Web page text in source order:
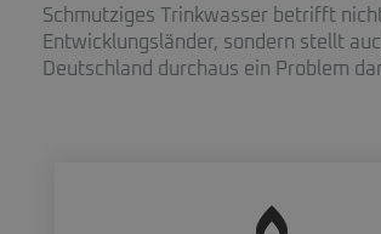
Schmutziges Trinkwasser betrifft
Entwicklungsländer, sondern stellt
Deutschland durchaus ein Problem